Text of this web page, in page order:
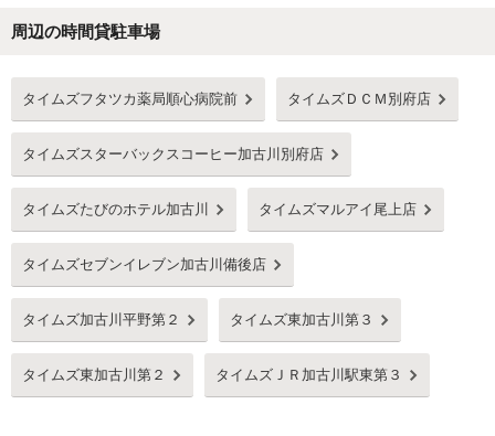
周辺の時間貸駐車場
タイムズフタツカ薬局順心病院前 タイムズＤＣＭ別府店
タイムズスターバックスコーヒー加古川別府店
タイムズたびのホテル加古川 タイムズマルアイ尾上店
タイムズセブンイレブン加古川備後店
タイムズ加古川平野第２ タイムズ東加古川第３
タイムズ東加古川第２ タイムズＪＲ加古川駅東第３